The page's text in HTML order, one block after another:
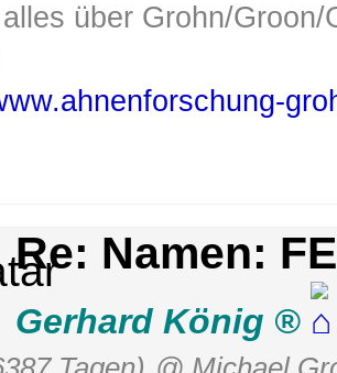
über Grohn/
Re: Namen:
Gerhard König